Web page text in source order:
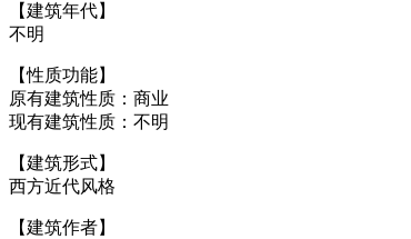
【建筑年代】
不明
【性质功能】
原有建筑性质：商业
现有建筑性质：不明
【建筑形式】
西方近代风格
【建筑作者】